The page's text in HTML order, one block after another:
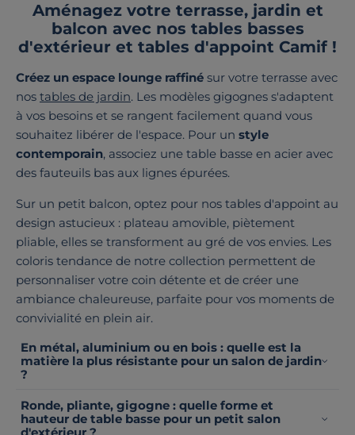
Aménagez votre terrasse, jardin et
balcon avec nos tables basses
d'extérieur et tables d'appoint Camif !
Créez un espace lounge raffiné sur votre terrasse avec
nos tables de jardin. Les modèles gigognes s'adaptent
à vos besoins et se rangent facilement quand vous
souhaitez libérer de l'espace. Pour un style
contemporain, associez une table basse en acier avec
des fauteuils bas aux lignes épurées.
Sur un petit balcon, optez pour nos tables d'appoint au
design astucieux : plateau amovible, piètement
pliable, elles se transforment au gré de vos envies. Les
coloris tendance de notre collection permettent de
personnaliser votre coin détente et de créer une
ambiance chaleureuse, parfaite pour vos moments de
convivialité en plein air.
En métal, aluminium ou en bois : quelle est la
matière la plus résistante pour un salon de jardin
?
Ronde, pliante, gigogne : quelle forme et
hauteur de table basse pour un petit salon